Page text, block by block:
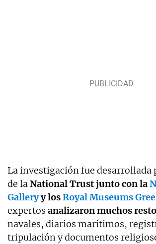
La investigación fue desarrollada
de laNational Trust junto con la
Galleryy losRoyal Museums
expertos analizaron muchos
navales, diarios marítimos,
tripulación y documentos